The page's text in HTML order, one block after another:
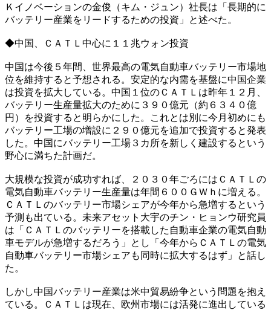
Ｋイノベーションの金俊（キム・ジュン）社長は「長期的に
バッテリー産業をリードするための投資」と述べた。
◆中国、ＣＡＴＬ中心に１１兆ウォン投資
中国は今後５年間、世界最高の電気自動車バッテリー市場地
位を維持すると予想される。安定的な内需を基盤に中国企業
は投資を拡大している。中国１位のＣＡＴＬは昨年１２月、
バッテリー生産量拡大のために３９０億元（約６３４０億
円）を投資すると明らかにした。これとは別に今月初めにも
バッテリー工場の増設に２９０億元を追加で投資すると発表
した。中国にバッテリー工場３カ所を新しく建設するという
野心に満ちた計画だ。
大規模な投資が成功すれば、２０３０年ごろにはＣＡＴＬの
電気自動車バッテリー生産量は年間６００ＧＷｈに増える。
ＣＡＴＬのバッテリー市場シェアが今年から急増するという
予測も出ている。未来アセット大宇のチン・ヒョンウ研究員
は「ＣＡＴＬのバッテリーを搭載した自動車企業の電気自動
車モデルが急増するだろう」とし「今年からＣＡＴＬの電気
自動車バッテリー市場シェアも同時に拡大するはず」と話し
た。
しかし中国バッテリー産業は米中貿易紛争という問題を抱え
ている。ＣＡＴＬは現在、欧州市場には活発に進出している